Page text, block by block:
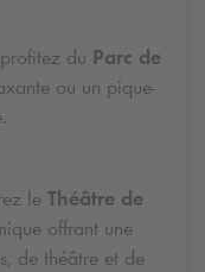
du Parc de
ou un pique-
le Théâtre de
offrant une
de théâtre et de